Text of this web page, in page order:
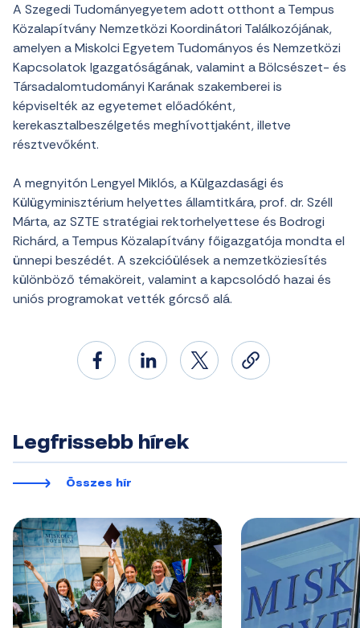
A Szegedi Tudományegyetem adott otthont a Tempus
Közalapítvány Nemzetközi Koordinátori Találkozójának,
amelyen a Miskolci Egyetem Tudományos és Nemzetközi
Kapcsolatok Igazgatóságának, valamint a Bölcsészet- és
Társadalomtudományi Karának szakemberei is
képviselték az egyetemet előadóként,
kerekasztalbeszélgetés meghívottjaként, illetve
résztvevőként.
A megnyitón Lengyel Miklós, a Külgazdasági és
Külügyminisztérium helyettes államtitkára, prof. dr. Széll
Márta, az SZTE stratégiai rektorhelyettese és Bodrogi
Richárd, a Tempus Közalapítvány főigazgatója mondta el
ünnepi beszédét. A szekcióülések a nemzetköziesítés
különböző témaköreit, valamint a kapcsolódó hazai és
uniós programokat vették górcső alá.
Legfrissebb hírek
Összes hír